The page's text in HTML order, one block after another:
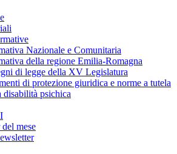
Nazionale e Comunitaria
della regione Emilia-Romagna
di legge della XV Legislatura
di protezione giuridica e norme a tutela
disabilità psichica
mese